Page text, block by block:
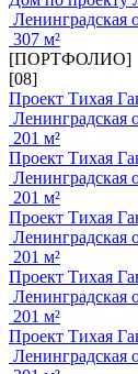
Ленинградская
307 м²
[ПОРТФОЛИО]
[08]
Проект Тихая
Ленинградская
201 м²
Проект Тихая
Ленинградская
201 м²
Проект Тихая
Ленинградская
201 м²
Проект Тихая
Ленинградская
201 м²
Проект Тихая
Ленинградская